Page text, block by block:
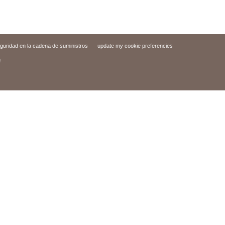
en la cadena de suministros update my cookie preferencies